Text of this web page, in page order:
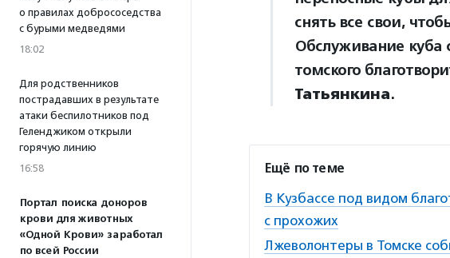
о правилах добрососедства
с бурыми медведями
18:02
Для родственников
пострадавших в результате
атаки беспилотников под
Геленджиком открыли
горячую линию
16:58
Портал поиска доноров
крови для животных
«Одной Крови» заработал
по всей России
снять все свои,
Обслуживание куба
томского
Татьянкина.
Ещё по теме
В Кузбассе под видом
с прохожих
Лжеволонтеры в Томске